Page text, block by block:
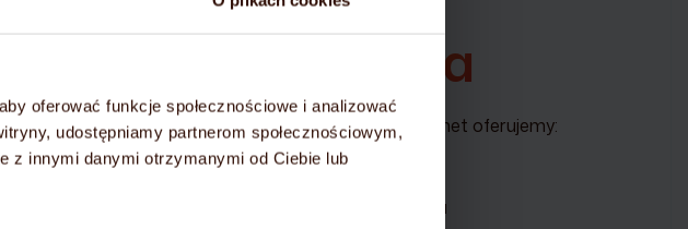
oferować funkcje społecznościowe i analizować
udostępniamy partnerom społecznościowym,
z innymi danymi otrzymanymi od Ciebie lub
migracja
zakupie rocznego planu hostingowego na mydevil.net oferujemy:
Migrację stron i poczty – całkowicie bezpłatnie
Gwarancję bezpieczeństwa i ciągłości działania